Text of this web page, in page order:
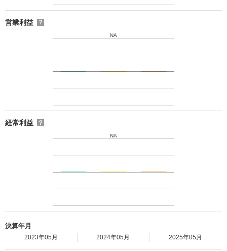
営業利益 ？
NA
経常利益 ？
NA
決算年月
2023年05月 2024年05月 2025年05月